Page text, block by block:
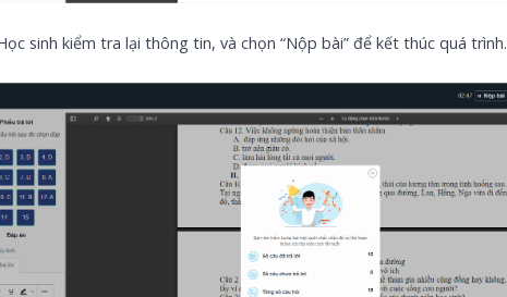
sinh kiểm tra lại thông tin, và chọn “Nộp bài” để kết thúc quá trình.